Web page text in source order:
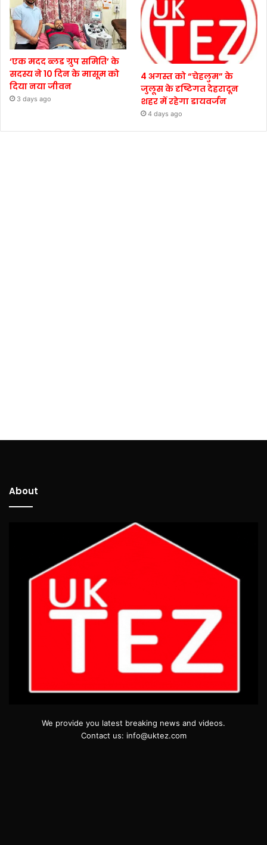
‘एक मदद ब्लड ग्रुप समिति’ के
सदस्य ने 10 दिन के मासूम को
दिया नया जीवन
3 days ago
4 अगस्त को “चेहलुम” के
जुलूस के दृष्टिगत देहरादून
शहर में रहेगा डायवर्जन
4 days ago
About
We provide you latest breaking news and videos.
Contact us: info@uktez.com